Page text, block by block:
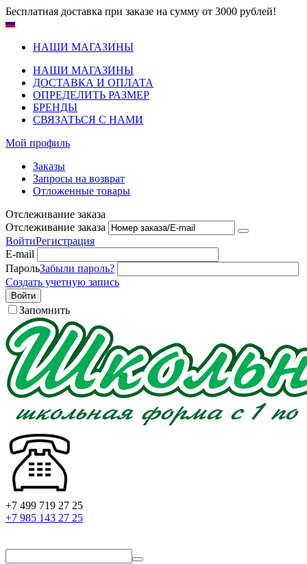
Бесплатная доставка при заказе на сумму от 3000 рублей!
НАШИ МАГАЗИНЫ
НАШИ МАГАЗИНЫ
ДОСТАВКА И ОПЛАТА
ОПРЕДЕЛИТЬ РАЗМЕР
БРЕНДЫ
СВЯЗАТЬСЯ С НАМИ
Мой профиль
Заказы
Запросы на возврат
Отложенные товары
Отслеживание заказа
Отслеживание заказа
ВойтиРегистрация
E-mail
ПарольЗабыли пароль?
Создать учетную запись
Войти
Запомнить
+7 499 719 27 25
+7 985 143 27 25